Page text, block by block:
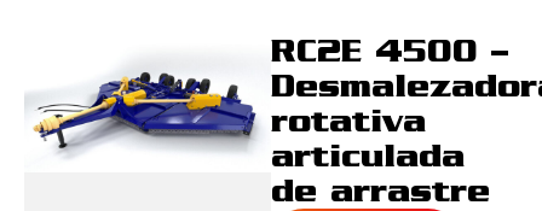
RC2E 4500 –
rotativa
articulada
de arrastre